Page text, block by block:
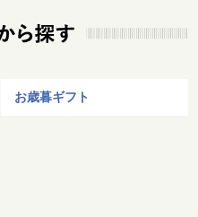
お歳暮ギフト